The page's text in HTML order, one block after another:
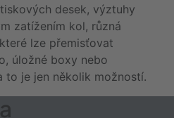
desek, výztuhy
zatížením kol, různá
lze přemisťovat
úložné boxy nebo
to je jen několik možností.